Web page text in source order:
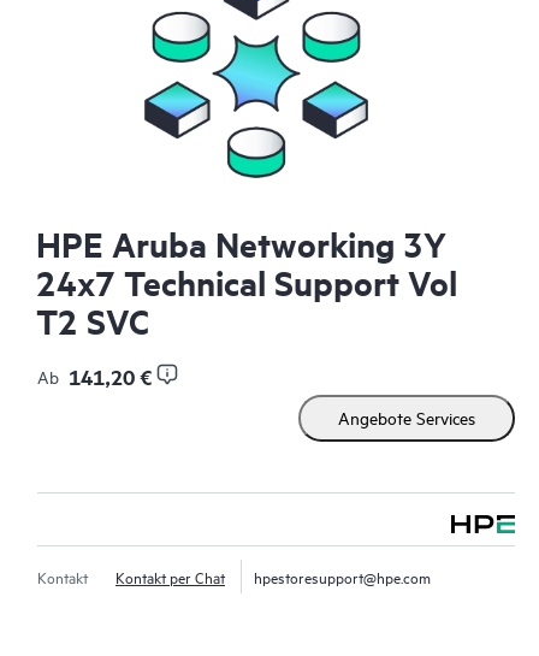
HPE Aruba Networking 3Y
24x7 Technical Support Vol
T2 SVC
Ab 141,20 €
Angebote Services
Kontakt Kontakt per Chat hpestoresupport@hpe.com